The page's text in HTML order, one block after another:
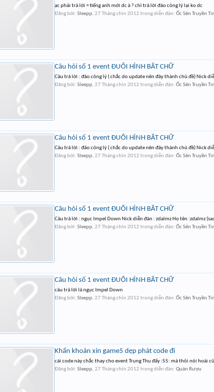
ạc phải trả lời = tiếng anh mới dc à ? chỉ trả lời đảo công lý lại ko dc
Đăng bởi: Sleepp, 27 Tháng chín 2012 trong diễn đàn: Ốc Sên Truyền Tin
Câu hỏi số 1 event ĐUỔI HÌNH BẮT CHỮ
Câu trả lời : đảo công lý ( chắc do update nên đây thành chủ đề) Nick
Đăng bởi: Sleepp, 27 Tháng chín 2012 trong diễn đàn: Ốc Sên Truyền Tin
Câu hỏi số 1 event ĐUỔI HÌNH BẮT CHỮ
Câu trả lời : đảo công lý ( chắc do update nên đây thành chủ đề) Nick
Đăng bởi: Sleepp, 27 Tháng chín 2012 trong diễn đàn: Ốc Sên Truyền Tin
Câu hỏi số 1 event ĐUỔI HÌNH BẮT CHỮ
Câu trả lời : ngục Impel Down Nick diễn đàn : zdalmz Họ tên :zdalmz
Đăng bởi: Sleepp, 27 Tháng chín 2012 trong diễn đàn: Ốc Sên Truyền Tin
Câu hỏi số 1 event ĐUỔI HÌNH BẮT CHỮ
câu trả lời là ngục Impel Down
Đăng bởi: Sleepp, 27 Tháng chín 2012 trong diễn đàn: Ốc Sên Truyền Tin
Khẩn khoản xin game5 dẹp phát code đi
cái code này chắc thay cho event Trung Thu đấy :55: mà thôi nói hoài
Đăng bởi: Sleepp, 27 Tháng chín 2012 trong diễn đàn: Quán Rượu